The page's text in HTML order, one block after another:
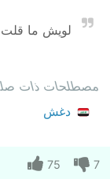
لويش ما
مصطلحات ذات
دغش
7
75